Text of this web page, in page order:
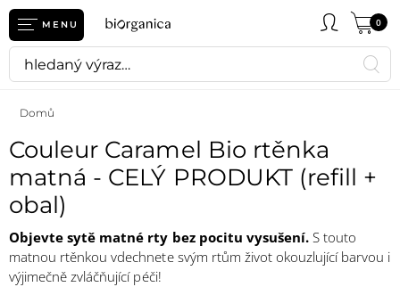
MENU 0
Domů
Couleur Caramel Bio rtěnka
matná - CELÝ PRODUKT (refill +
obal)
Objevte sytě matné rty bez pocitu vysušení.S touto
matnou rtěnkou vdechnete svým rtům život okouzlující barvou i
výjimečně zvláčňující péči!